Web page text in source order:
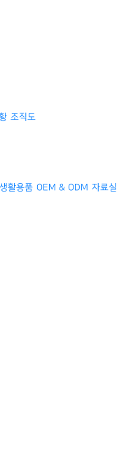
조직도
생활용품 OEM & ODM 자료실